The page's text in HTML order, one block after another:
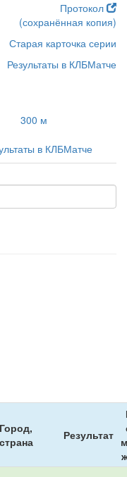
Протокол
(сохранённая копия)
Старая карточка серии
Результаты в КЛБМатче
300 м
в КЛБМатче
Город,
страна
Результат